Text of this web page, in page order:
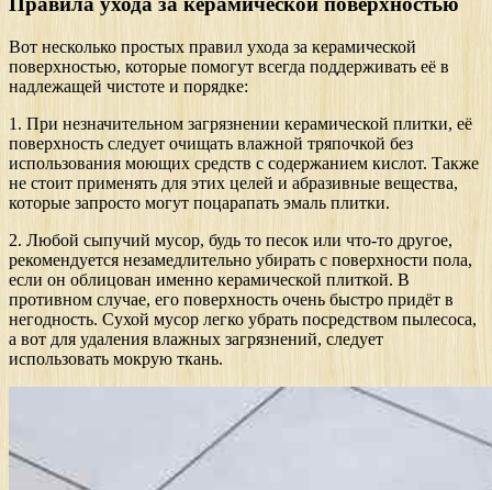
Вот несколько простых правил ухода за керамической
поверхностью, которые помогут всегда поддерживать её в
надлежащей чистоте и порядке:
1. При незначительном загрязнении керамической плитки, её
поверхность следует очищать влажной тряпочкой без
использования моющих средств с содержанием кислот. Также
не стоит применять для этих целей и абразивные вещества,
которые запросто могут поцарапать эмаль плитки.
2. Любой сыпучий мусор, будь то песок или что-то другое,
рекомендуется незамедлительно убирать с поверхности пола,
если он облицован именно керамической плиткой. В
противном случае, его поверхность очень быстро придёт в
негодность. Сухой мусор легко убрать посредством пылесоса,
а вот для удаления влажных загрязнений, следует
использовать мокрую ткань.